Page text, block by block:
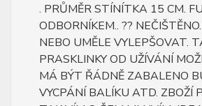
. PRŮMĚR STÍNÍTKA 15 CM.
ODBORNÍKEM.. ??
NEBO UMĚLE VYLEPŠOVAT.
PRASKLINKY OD UŽÍVÁNÍ
MÁ BÝT ŘÁDNĚ ZABALENO
VYCPÁNÍ BALÍKU ATD. ZBOŽÍ